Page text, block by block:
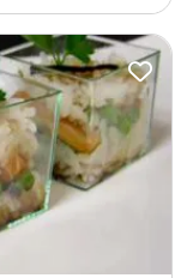
Depuis 14
service de vos
ans, nous avons
et vous proposons
en main, pour vos